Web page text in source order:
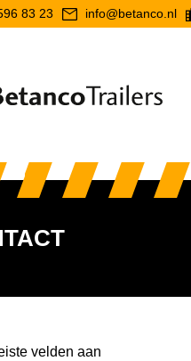
83 23 info@betanco.nl
velden aan